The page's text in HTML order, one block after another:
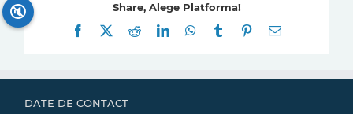
Share, Alege Platforma!
Facebook
RedditLinkedInWhatsApp
Tumblr Pinterest
E-
DATE DE CONTACT
🔇